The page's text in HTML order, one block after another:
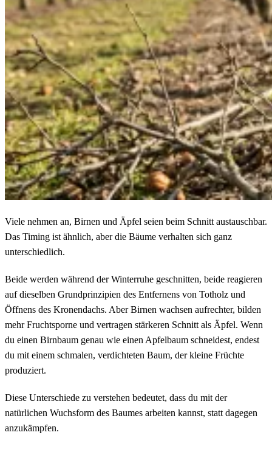
Viele nehmen an, Birnen und Äpfel seien beim Schnitt austauschbar.
Das Timing ist ähnlich, aber die Bäume verhalten sich ganz
unterschiedlich.
Beide werden während der Winterruhe geschnitten, beide reagieren
auf dieselben Grundprinzipien des Entfernens von Totholz und
Öffnens des Kronendachs. Aber Birnen wachsen aufrechter, bilden
mehr Fruchtsporne und vertragen stärkeren Schnitt als Äpfel. Wenn
du einen Birnbaum genau wie einen Apfelbaum schneidest, endest
du mit einem schmalen, verdichteten Baum, der kleine Früchte
produziert.
Diese Unterschiede zu verstehen bedeutet, dass du mit der
natürlichen Wuchsform des Baumes arbeiten kannst, statt dagegen
anzukämpfen.